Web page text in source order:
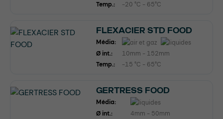
Temp.:
-20 °C - 65°C
FLEXACIER STD FOOD
Média:
Ø int.:
10mm - 152mm
Temp.:
-15 °C - 65°C
GERTRESS FOOD
Média:
Ø int.:
4mm - 50mm